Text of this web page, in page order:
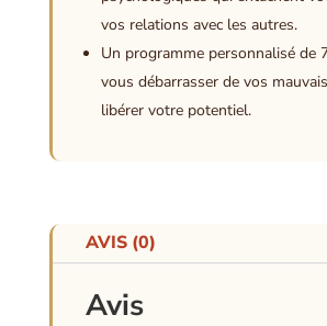
vos relations avec les autres.
Un programme personnalisé de
vous débarrasser de vos
libérer votre potentiel.
AVIS (0)
Avis